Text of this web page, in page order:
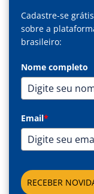
Cadastre-se
sobre a
brasileiro:
Nome completo
Email*
RECEBER